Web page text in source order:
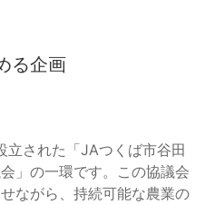
る企画
された「JAつくば市谷田
」の一環です。この協議会
ながら、持続可能な農業の